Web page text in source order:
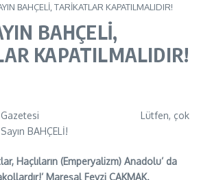
BAHÇELİ, TARİKATLAR KAPATILMALIDIR!
BAHÇELİ,
KAPATILMALIDIR!
Gazetesi Lütfen, çok
BAHÇELİ!
Haçlıların (Emperyalizm) Anadolu’ da
Mareşal Fevzi ÇAKMAK.